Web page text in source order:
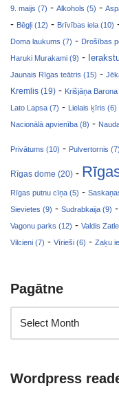
9. maijs (7) - Alkohols (5) -
- Bēgļi (12) - Brīvības iela (10)
Doma laukums (7) - Drošības
Haruki Murakami (9) -
Jaunais Rīgas teātris (15) -
Kremlis (19) - Krišjāņa Barona
Lato Lapsa (7) - Lielais ķīris (6)
Nacionālā apvienība (8) -
Privātums (10) - Pulvertornis (7)
Rīgas dome (20) -
Rīgas putnu cīņa (5) -
Sievietes (9) - Sudrabkaija (9) -
Vagonu parks (12) - Valdis
Vilcieni (7) - Vīrieši (6) - Zaķu
Pagātne
Wordpress